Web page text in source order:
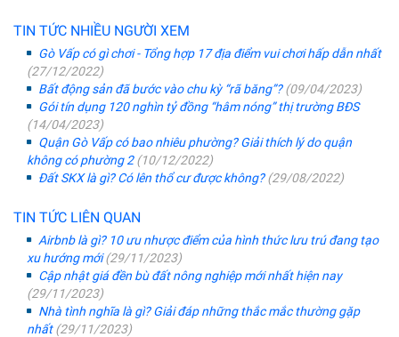
TIN TỨC NHIỀU NGƯỜI XEM
Gò Vấp có gì chơi - Tổng hợp 17 địa điểm vui chơi hấp dẫn nhất
(27/12/2022)
Bất động sản đã bước vào chu kỳ “rã băng”?(09/04/2023)
Gói tín dụng 120 nghìn tỷ đồng “hâm nóng” thị trường BĐS
(14/04/2023)
Quận Gò Vấp có bao nhiêu phường? Giải thích lý do quận
không có phường 2(10/12/2022)
Đất SKX là gì? Có lên thổ cư được không?(29/08/2022)
TIN TỨC LIÊN QUAN
Airbnb là gì? 10 ưu nhược điểm của hình thức lưu trú đang tạo
xu hướng mới(29/11/2023)
Cập nhật giá đền bù đất nông nghiệp mới nhất hiện nay
(29/11/2023)
Nhà tình nghĩa là gì? Giải đáp những thắc mắc thường gặp
nhất(29/11/2023)